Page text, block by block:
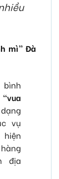
mì” Đà
vụ
hiện
địa